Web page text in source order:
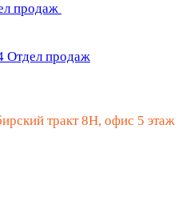
продаж
Отдел продаж
тракт 8Н, офис 5 этаж